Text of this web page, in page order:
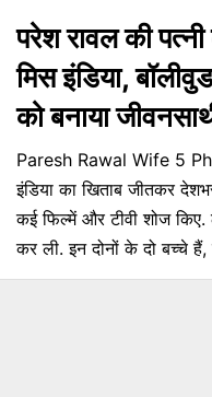
परेश रावल की
मिस इंडिया,
को बनाया
Paresh Rawal Wife 5
इंडिया का खिताब जीतकर
कई फिल्में और टीवी शोज किए.
कर ली. इन दोनों के दो बच्चे